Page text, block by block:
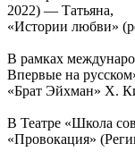
2022) — Татьяна,
«Истории любви»
В рамках
Впервые на
«Брат Эйхман» Х.
В Театре «Школа
«Провокация»